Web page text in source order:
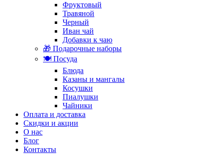
Фруктовый
Травяной
Черный
Иван чай
Добавки к чаю
🎁 Подарочные наборы
🍽️ Посуда
Блюда
Казаны и мангалы
Косушки
Пиалушки
Чайники
Оплата и доставка
Скидки и акции
О нас
Блог
Контакты